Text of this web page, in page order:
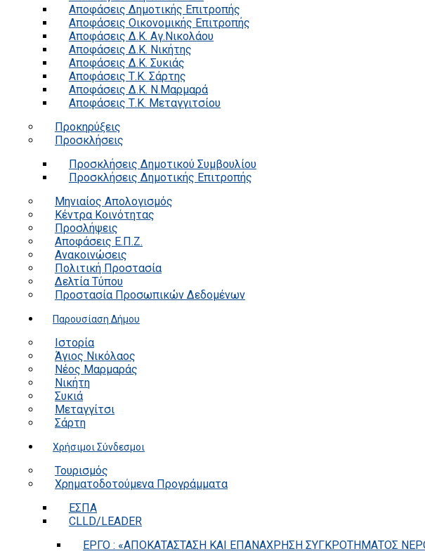
Αποφάσεις Δημοτικής Επιτροπής
Αποφάσεις Οικονομικής Επιτροπής
Αποφάσεις Δ.Κ. Αγ.Νικολάου
Αποφάσεις Δ.Κ. Νικήτης
Αποφάσεις Δ.Κ. Συκιάς
Αποφάσεις Τ.Κ. Σάρτης
Αποφάσεις Δ.Κ. Ν.Μαρμαρά
Αποφάσεις Τ.Κ. Μεταγγιτσίου
Προκηρύξεις
Προσκλήσεις
Προσκλήσεις Δημοτικού Συμβουλίου
Προσκλήσεις Δημοτικής Επιτροπής
Μηνιαίος Απολογισμός
Κέντρα Κοινότητας
Προσλήψεις
Αποφάσεις Ε.Π.Ζ.
Ανακοινώσεις
Πολιτική Προστασία
Δελτία Τύπου
Προστασία Προσωπικών Δεδομένων
Παρουσίαση Δήμου
Ιστορία
Άγιος Νικόλαος
Νέος Μαρμαράς
Νικήτη
Συκιά
Μεταγγίτσι
Σάρτη
Χρήσιμοι Σύνδεσμοι
Τουρισμός
Χρηματοδοτούμενα Προγράμματα
ΕΣΠΑ
CLLD/LEADER
ΕΡΓΟ : «ΑΠΟΚΑΤΑΣΤΑΣΗ ΚΑΙ ΕΠΑΝΑΧΡΗΣΗ ΣΥΓΚΡΟΤΗΜΑΤΟΣ